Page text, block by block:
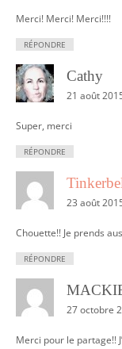
Merci! Merci! Merci!!!!
RÉPONDRE
Cathy
21 août
Super, merci
RÉPONDRE
23 août
Chouette!! Je prends
RÉPONDRE
27 octobre
Merci pour le partage!!